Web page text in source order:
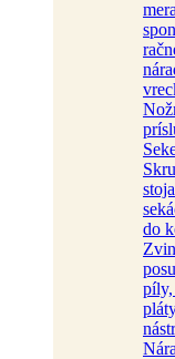
do
píly,
pláty